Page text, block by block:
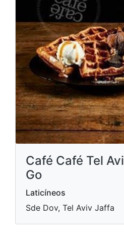
Café Café Tel
Go
Laticíneos
Sde Dov, Tel Aviv Jaffa